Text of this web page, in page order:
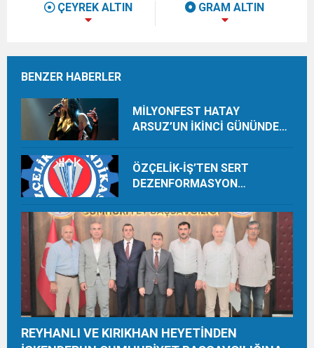
ÇEYREK ALTIN GRAM ALTIN
BENZER HABERLER
MİLYONFEST HATAY
ARSUZ’UN İKİNCİ GÜNÜNDE
ÖZÇELİK-İŞ’TEN SERT
DEZENFORMASYON
CEZAİ SÜREÇ BAŞLATILDI”
REYHANLI VE KIRIKHAN HEYETİNDEN